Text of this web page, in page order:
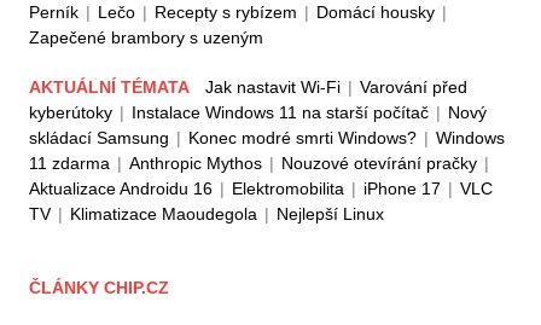
Perník | Lečo | Recepty s rybízem | Domácí housky |
Zapečené brambory s uzeným
AKTUÁLNÍ TÉMATA Jak nastavit Wi-Fi | Varování před
kyberútoky | Instalace Windows 11 na starší počítač | Nový
skládací Samsung | Konec modré smrti Windows? | Windows
11 zdarma | Anthropic Mythos | Nouzové otevírání pračky |
Aktualizace Androidu 16 | Elektromobilita | iPhone 17 | VLC
TV | Klimatizace Maoudegola | Nejlepší Linux
ČLÁNKY CHIP.CZ